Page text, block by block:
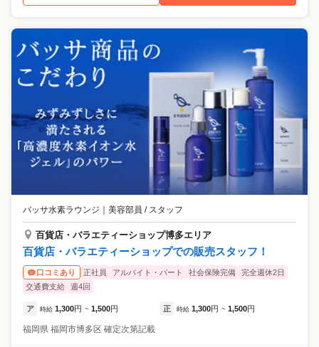
バッサ水素ラウンジ 美容部員 / スタッフ
百貨店・バラエティーショップ博多エリア
百貨店・バラエティーショップでの販売スタッフ！
口コミあり 正社員 アルバイト・パート 社会保険完備
完全週休2日
交通費支給
週4回
ア 時給 1,300円 ~ 1,500円 正 時給 1,300円 ~ 1,500円
福岡県 福岡市博多区 確定次第記載